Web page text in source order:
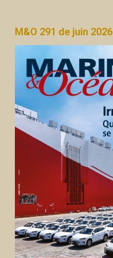
M&O 291 de juin 2026